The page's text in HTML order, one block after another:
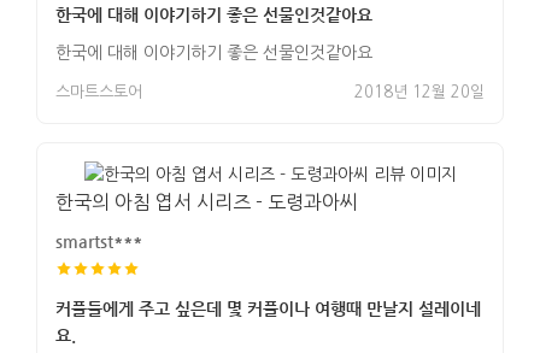
한국에 대해 이야기하기 좋은 선물인것같아요
한국에 대해 이야기하기 좋은 선물인것같아요
스마트스토어 2018년 12월 20일
한국의 아침 엽서 시리즈 - 도령과아씨
smartst***
커플들에게 주고 싶은데 몇 커플이나 여행때 만날지 설레이네
요.